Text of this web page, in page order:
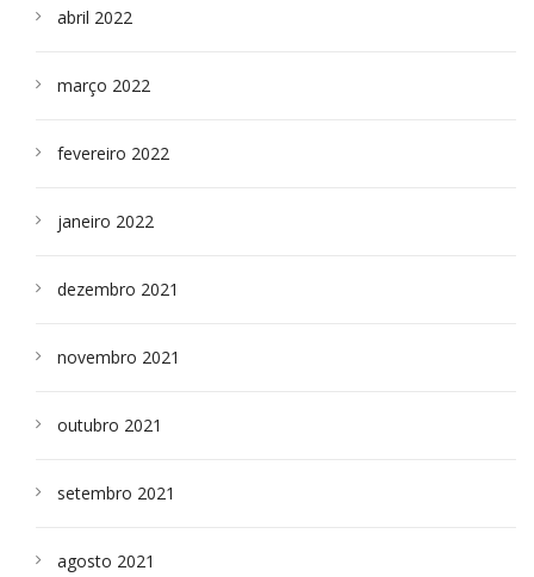
abril 2022
março 2022
fevereiro 2022
janeiro 2022
dezembro 2021
novembro 2021
outubro 2021
setembro 2021
agosto 2021